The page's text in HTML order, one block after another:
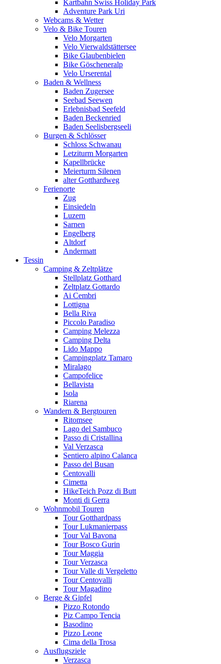
Kartbahn Swiss Holiday Park
Adventure Park Uri
Webcams & Wetter
Velo & Bike Touren
Velo Morgarten
Velo Vierwaldstättersee
Bike Glaubenbielen
Bike Göscheneralp
Velo Urserental
Baden & Wellness
Baden Zugersee
Seebad Seewen
Erlebnisbad Seefeld
Baden Beckenried
Baden Seelisbergseeli
Burgen & Schlösser
Schloss Schwanau
Letziturm Morgarten
Kapellbrücke
Meierturm Silenen
alter Gotthardweg
Ferienorte
Zug
Einsiedeln
Luzern
Sarnen
Engelberg
Altdorf
Andermatt
Tessin
Camping & Zeltplätze
Stellplatz Gotthard
Zeltplatz Gottardo
Ai Cembri
Lottigna
Bella Riva
Piccolo Paradiso
Camping Melezza
Camping Delta
Lido Mappo
Campingplatz Tamaro
Miralago
Campofelice
Bellavista
Isola
Riarena
Wandern & Bergtouren
Ritomsee
Lago del Sambuco
Passo di Cristallina
Val Verzasca
Sentiero alpino Calanca
Passo del Busan
Centovalli
Cimetta
HikeTeich Pozz di Butt
Monti di Gerra
Wohnmobil Touren
Tour Gotthardpass
Tour Lukmanierpass
Tour Val Bavona
Tour Bosco Gurin
Tour Maggia
Tour Verzasca
Tour Valle di Vergeletto
Tour Centovalli
Tour Magadino
Berge & Gipfel
Pizzo Rotondo
Piz Campo Tencia
Basodino
Pizzo Leone
Cima della Trosa
Ausflugsziele
Verzasca